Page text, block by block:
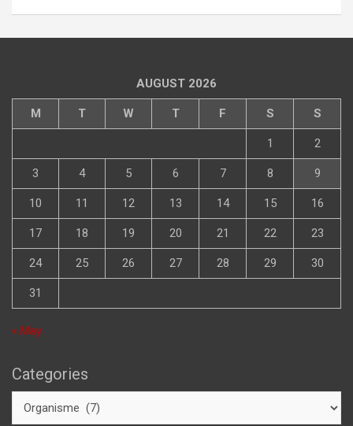
AUGUST 2026
M T W T F S S
1 2
3 4 5 6 7 8 9
10 11 12 13 14 15 16
17 18 19 20 21 22 23
24 25 26 27 28 29 30
31
« May
Categories